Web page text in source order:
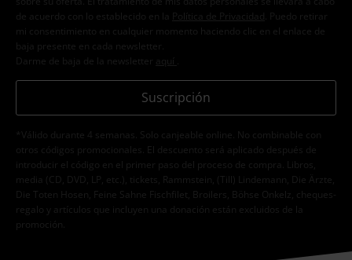
de acuerdo con lo establecido en la
Política de Privacidad . Puedo retirar
mi consentimiento en cualquier momento haciendo clic en el enlace de
baja presente en cada newsletter.
Darme de baja de la newsletter
aquí
Suscripción
*Válido durante 4 semanas. Solo canjeable online. No combinable con
otros códigos promocionales. El descuento será aplicado después de
introducir el código en el primer paso del proceso de compra. Libros,
media (CD, DVD, LP, etc.), tickets, Rammstein, (Till) Lindemann, Die Ärzte,
Die Toten Hosen, Feine Sahne Fischfilet, Broilers, Böhse Onkelz, cheques-
regalo y artículos que incluyen una donación están excluidos de la
promoción.